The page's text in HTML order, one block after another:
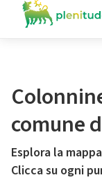
comune
Esplora la
Clicca su ogni